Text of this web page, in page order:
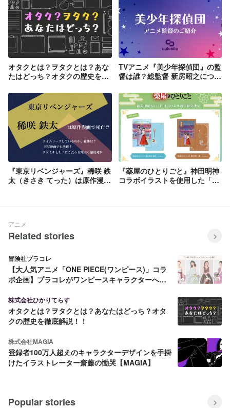
オタクとは？ヲタクとは？あな
たはどっち？オタクの歴史を徹
TVアニメ『美少年探偵団』の監
督は誰？総監督 新房昭之につい
『東京リベンジャーズ』稀咲 鉄
太（きさき てった）は原作漫画
『薬屋のひとりごと』神田明神
コラボイラストを使用した「御
アニメ
Related stories
冒険社プラコレ
【大人気アニメ「ONE PIECE(ワンピース)」コラ
ボ企画】プラコレがワンピースキャラクターへ提
＆追加販売が決定！
株式会社ひかりてらす
オタクとは？ヲタクとは？あなたはどっち？オタ
クの歴史を徹底解説！！
株式会社MAGIA
登録者100万人超えのキャラクターデザインを手掛
けたイラストレーター齋藤の慟哭【MAGIA】
Popular stories